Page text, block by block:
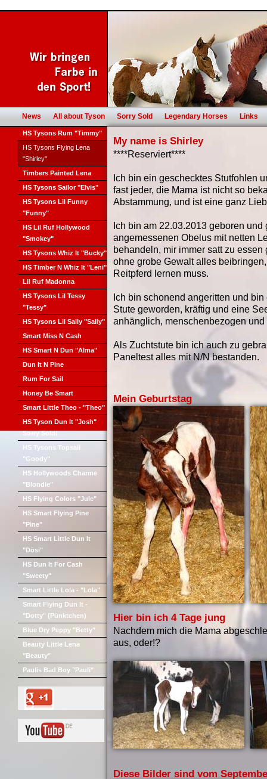
News All about Tyson Sorry Sold Legendary Horses Links
HS Tysons Rum "Timmy"
HS Tysons Flying Lena
"Shirley"
Timbers Painted Lena
HS Tysons Sailor "Elvis"
HS Tysons Lil Funny
"Funny"
HS Lil Ruf Hollywood
"Smokey"
HS Tysons Whiz It "Bucky"
HS Timber N Whiz It "Leni"
Lil Ruf Madonna
HS Tysons Lil Tessy
"Tessy"
HS Tysons Lil Sally "Sally"
Smart Miss N Cash
HS Smart N Dun "Alma"
Dun It N Pine
Rum For Sail
Honey Be Smart
Smart Little Theo - "Theo"
HS Tyson Dun It "Josh"
Sorry Sold!
HS Tysons Topsail
"Goody"
HS Hollywoods Charme
"Blondie"
HS Flying Colors "Jule"
HS Smart Flying Pine
"Pine"
HS Smart Little Dun It
"Dösi"
HS Dun It For Cash
"Sweety"
Smart Little Lola - "Lola"
Smart Flying Dun It -
"Dotty" (Pünktchen)
Blue Dry Peppy "Betty"
Beauty Little Lena
"Beauty"
Paulis Bad Boy "Pauli"
My name is Shirley
****Reserviert****
Ich bin ein geschecktes Stutfohlen
fast jeder, die Mama ist nicht so
Abstammung, und ist eine ganz
Ich bin am 22.03.2013 geboren und
angemessenen Obelus mit netten
behandeln, mir immer satt zu
ohne grobe Gewalt alles
Reitpferd lernen muss.
Ich bin schonend angeritten und
Stute geworden, kräftig und eine
anhänglich, menschenbezogen
Als Zuchtstute bin ich auch zu
Paneltest alles mit N/N bestanden.
Mein Geburtstag
Hier bin ich 4 Tage jung
Nachdem mich die Mama
aus, oder!?
Diese Bilder sind vom